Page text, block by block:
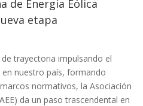
de Energía Eólica
etapa
trayectoria impulsando el
nuestro país, formando
normativos, la Asociación
da un paso trascendental en